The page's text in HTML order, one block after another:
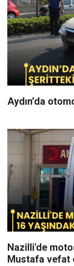
Aydın’da
Nazilli'de
Mustafa vefat